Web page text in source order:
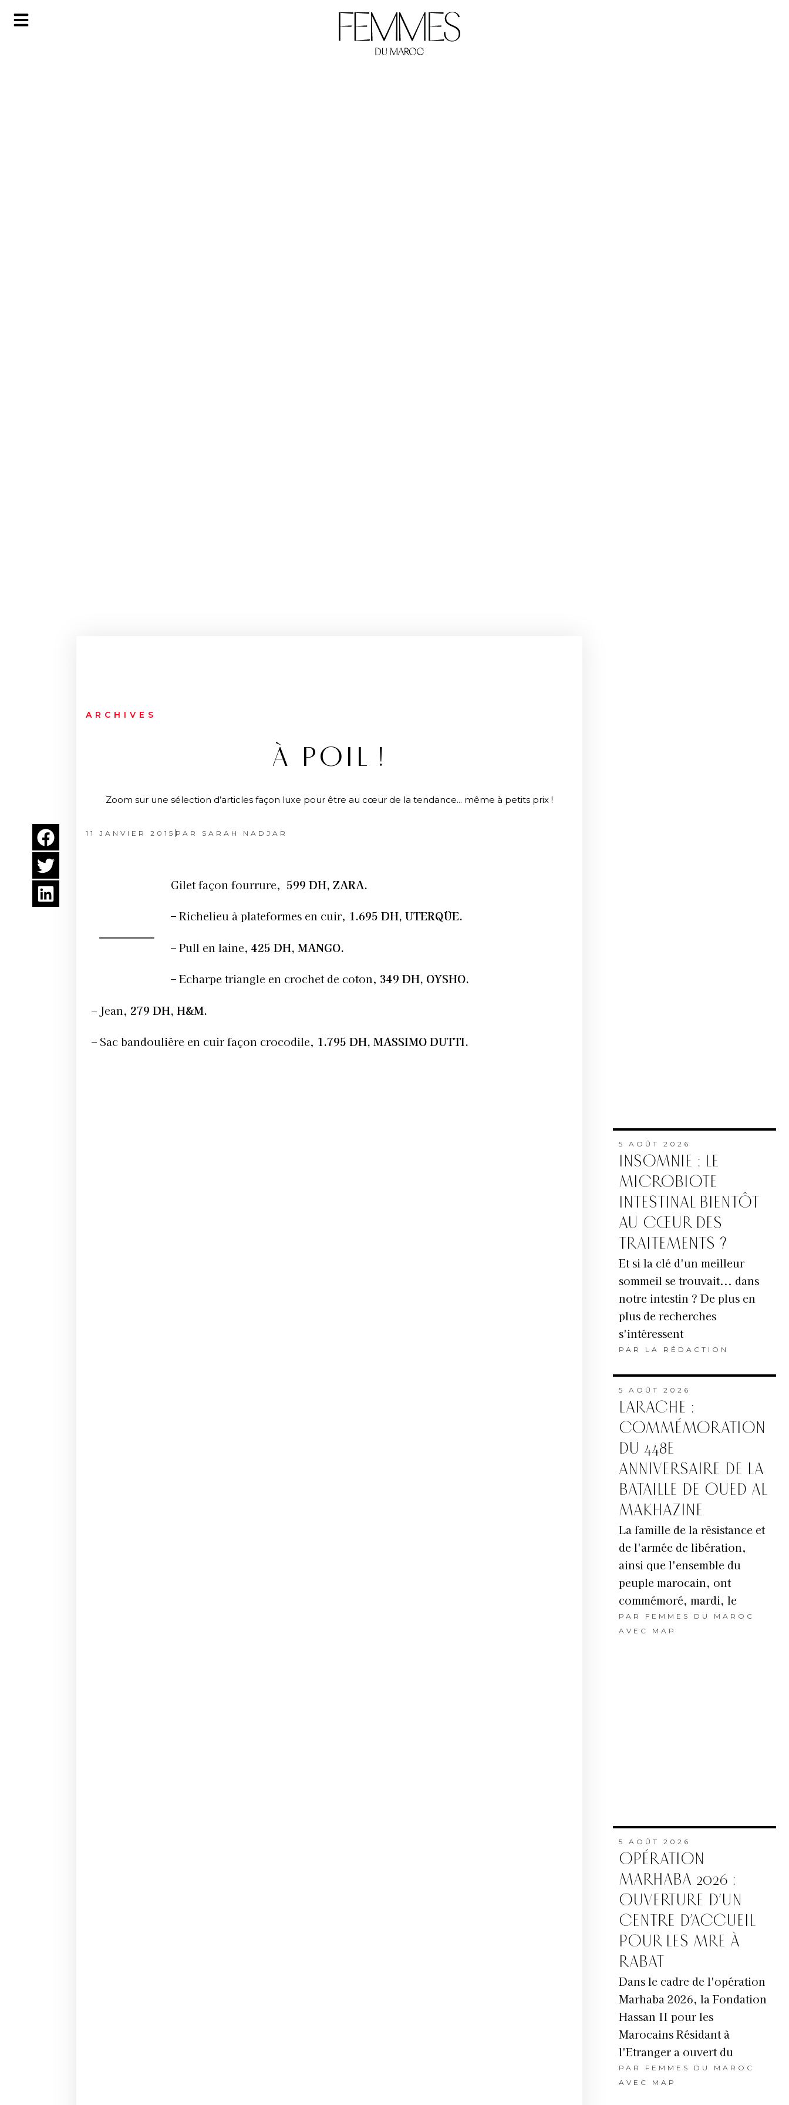
ARCHIVES
À POIL !
Zoom sur une sélection d’articles façon luxe pour être au cœur de la tendance... même à petits prix !
11 JANVIER 2015 PAR SARAH NADJAR
– Gilet façon fourrure, 599 DH, ZARA.
– Richelieu à plateformes en cuir, 1.695 DH, UTERQÜE.
– Pull en laine, 425 DH, MANGO.
– Echarpe triangle en crochet de coton, 349 DH, OYSHO.
– Jean, 279 DH, H&M.
– Sac bandoulière en cuir façon crocodile, 1.795 DH, MASSIMO DUTTI.
5 AOÛT 2026
INSOMNIE : LE
MICROBIOTE
INTESTINAL BIENTÔT
AU CŒUR DES
TRAITEMENTS ?
Et si la clé d'un meilleur
sommeil se trouvait... dans
notre intestin ? De plus en
plus de recherches
s'intéressent
PAR LA RÉDACTION
5 AOÛT 2026
LARACHE :
COMMÉMORATION
DU 448E
ANNIVERSAIRE DE LA
BATAILLE DE OUED AL
MAKHAZINE
La famille de la résistance et
de l'armée de libération,
ainsi que l'ensemble du
peuple marocain, ont
commémoré, mardi, le
PAR FEMMES DU MAROC
AVEC MAP
5 AOÛT 2026
OPÉRATION
MARHABA 2026 :
OUVERTURE D’UN
CENTRE D’ACCUEIL
POUR LES MRE À
RABAT
Dans le cadre de l'opération
Marhaba 2026, la Fondation
Hassan II pour les
Marocains Résidant à
l'Etranger a ouvert du
PAR FEMMES DU MAROC
AVEC MAP